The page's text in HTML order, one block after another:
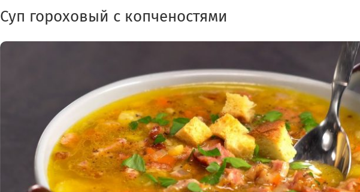
Суп гороховый с копченостями